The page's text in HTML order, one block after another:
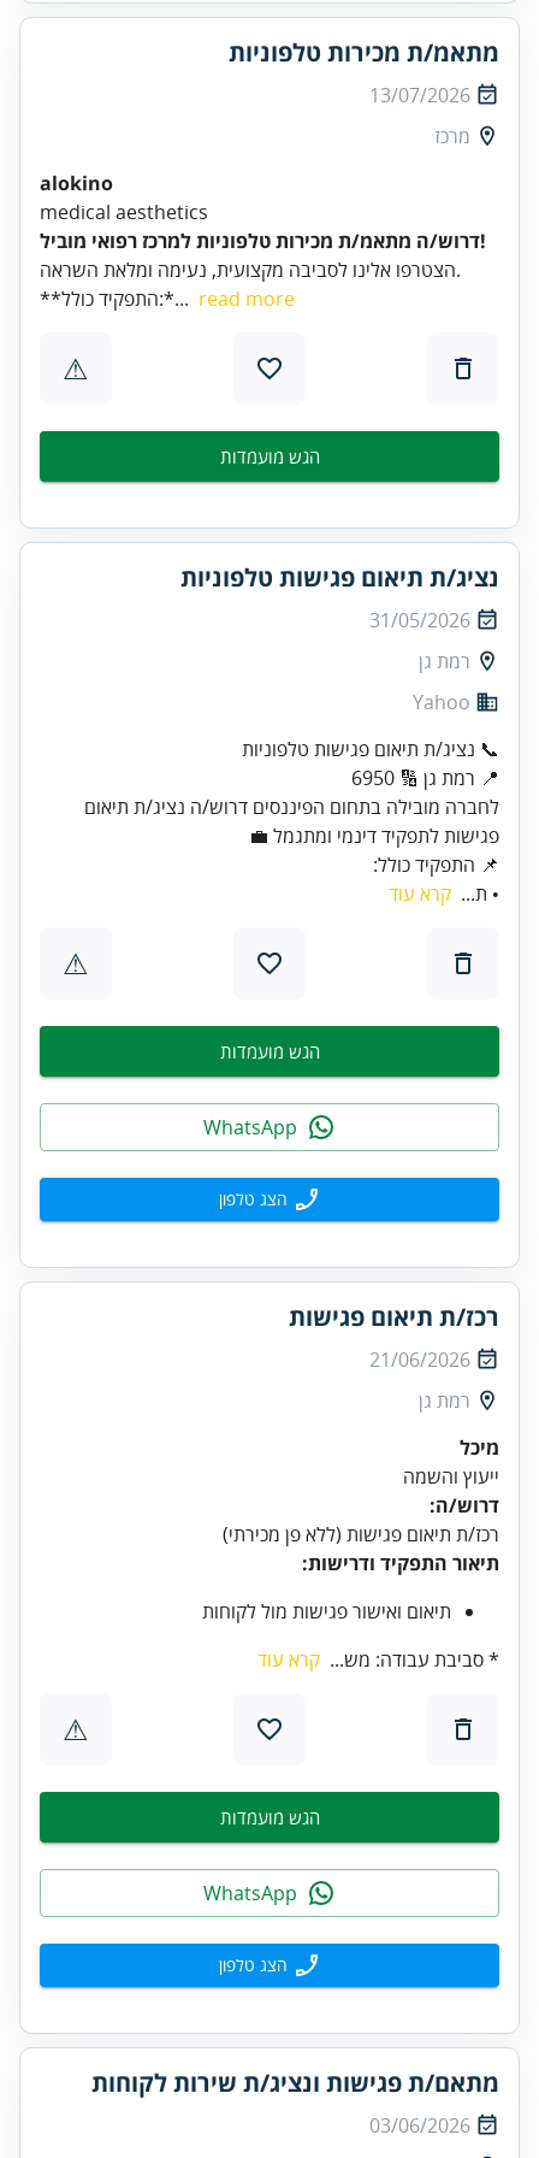
מתאמ/ת מכירות טלפוניות
13/07/2026
מרכז
alokino
medical aesthetics
דרוש/ה מתאמ/ת מכירות טלפוניות למרכז רפואי מוביל!
הצטרפו אלינו לסביבה מקצועית, נעימה ומלאת השראה.
**התפקיד כולל:*... read more
⚠
הגש מועמדות
נציג/ת תיאום פגישות טלפוניות
31/05/2026
רמת גן
Yahoo
📍 רמת גן 🔢 6950
לחברה מובילה בתחום הפיננסים דרוש/ה נציג/ת תיאום
פגישות לתפקיד דינמי ומתגמל 💼
📌 התפקיד כולל:
• ת... קרא עוד
⚠
הגש מועמדות
הצג טלפון
רכז/ת תיאום פגישות
21/06/2026
רמת גן
מיכל
ייעוץ והשמה
דרוש/ה:
רכז/ת תיאום פגישות (ללא פן מכירתי)
תיאור התפקיד ודרישות:
תיאום ואישור פגישות מול לקוחות
* סביבת עבודה: מש... קרא עוד
⚠
הגש מועמדות
הצג טלפון
מתאם/ת פגישות ונציג/ת שירות לקוחות
03/06/2026